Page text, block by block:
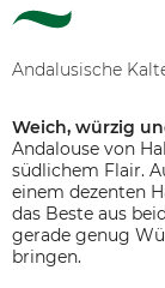
Andalusische
Weich, würzig
Andalouse von
südlichem Flair.
einem dezenten
das Beste aus
gerade genug
bringen.